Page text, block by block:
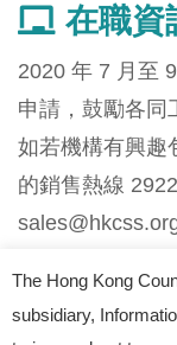
在職資
2020 年 7 月至
申請，鼓勵各同
如若機構有興趣
的銷售熱線
The Hong Kong
subsidiary,